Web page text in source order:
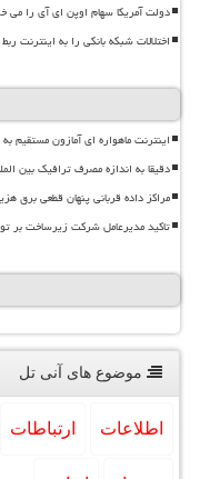
دولت آمریکا سهام اوپن ای آی را می
اختلالات شبکه بانکی را به اینترنت
اینترنت ماهواره ای آمازون مستقیم
دقیقا به اندازه مصرف ترافیک بین
مراکز داده قربانی پنهان قطعی برق
تاکید مدیرعامل شرکت زیرساخت
موضوع های آنی تل
اطلاعات ارتباطات